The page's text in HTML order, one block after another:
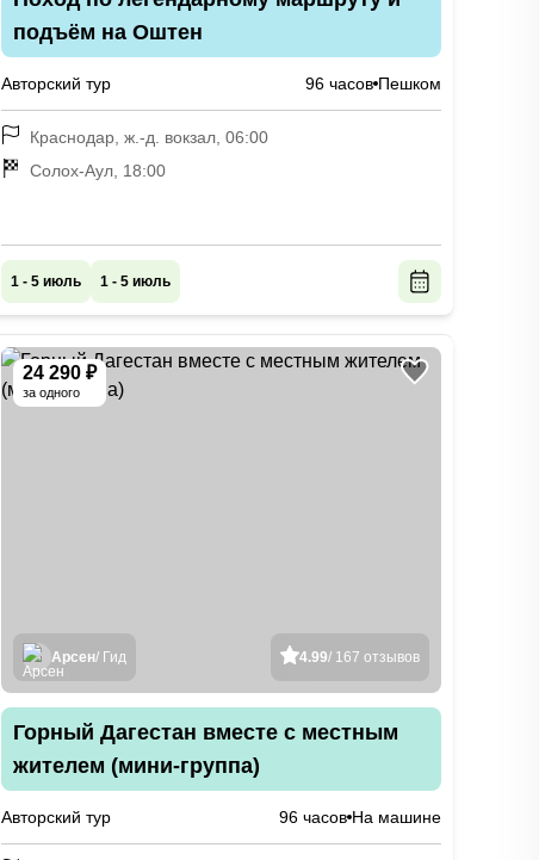
подъём на Оштен
Авторский тур 96 часов Пешком
Краснодар, ж.-д. вокзал, 06:00
Солох-Аул, 18:00
1 - 5 июль 1 - 5 июль
24 290 ₽
за одного
4.99/ 167 отзывов
Арсен/ Гид
Горный Дагестан вместе с местным
жителем (мини-группа)
Авторский тур 96 часов На машине